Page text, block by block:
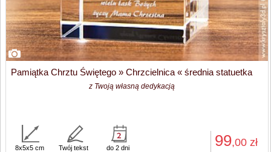
Pamiątka Chrztu Świętego » Chrzcielnica « średnia statuetka
z Twoją własną dedykacją
99,00 zł
8x5x5 cm Twój tekst do 2 dni